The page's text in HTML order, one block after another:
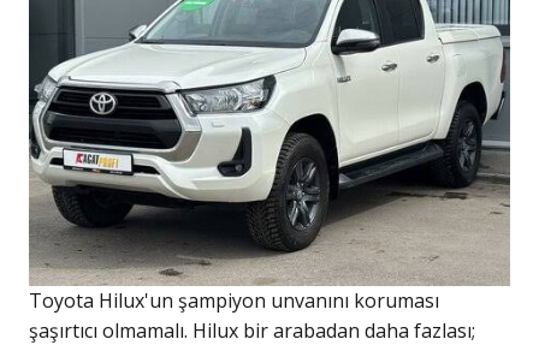
Toyota Hilux'un şampiyon unvanını koruması
şaşırtıcı olmamalı. Hilux bir arabadan daha fazlası;